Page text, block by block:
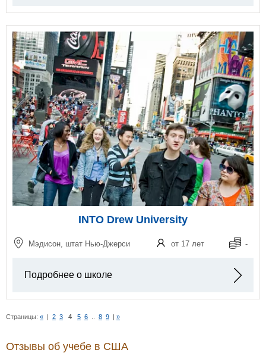
INTO Drew University
Мэдисон, штат Нью-Джерси от 17 лет -
Подробнее о школе
Страницы: « | 2 3 4 5 6 8 9 | »
Отзывы об учебе в США